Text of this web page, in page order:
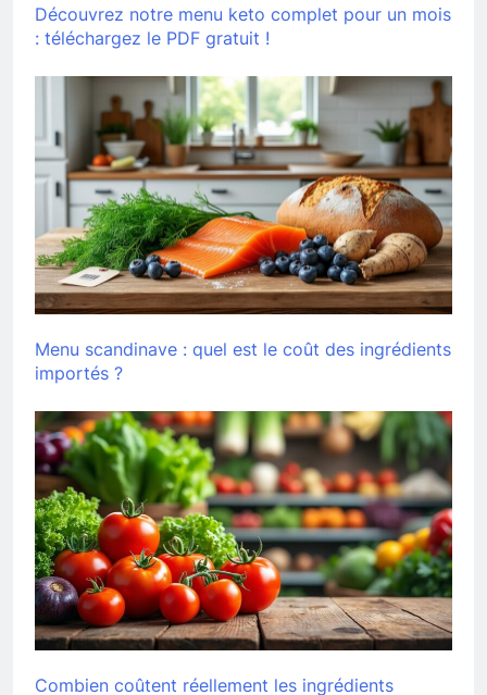
Découvrez notre menu keto complet pour un mois
: téléchargez le PDF gratuit !
Menu scandinave : quel est le coût des ingrédients
importés ?
Combien coûtent réellement les ingrédients